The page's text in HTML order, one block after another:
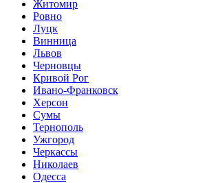
Житомир
Ровно
Луцк
Винница
Львов
Черновцы
Кривой Рог
Ивано-Франковск
Херсон
Сумы
Тернополь
Ужгород
Черкассы
Николаев
Одесса